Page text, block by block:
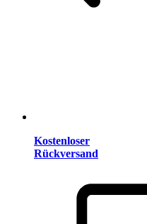
Kostenloser
Rückversand